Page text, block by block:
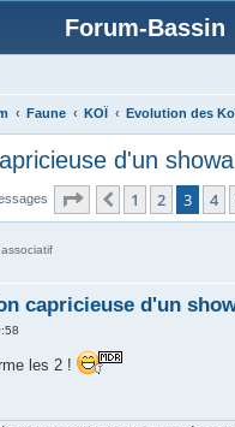
Forum-Bassin
Faune KOÏ Evolution des
d'un showa
Page sur8
Précédente
1 2 3 4
capricieuse d'un
les 2 !